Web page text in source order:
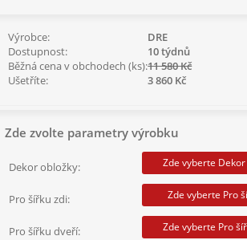
Výrobce:
DRE
Dostupnost:
10 týdnů
Běžná cena v obchodech (ks):11 580 Kč
Ušetříte:
3 860 Kč
Zde zvolte parametry výrobku
Dekor obložky: Zde vyberte
Pro šířku zdi: Zde vyberte Pro
Pro šířku dveří: Zde vyberte Pro